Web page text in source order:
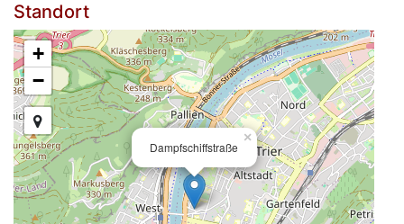
Standort
Dampfschiffstraße
×
+
−